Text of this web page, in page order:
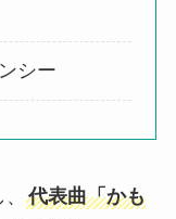
シー
代表曲「かも